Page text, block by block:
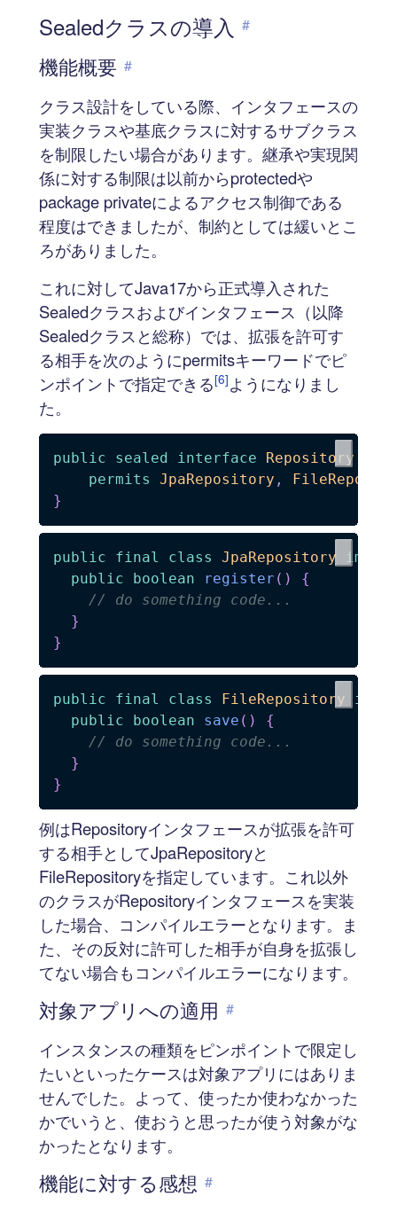
Sealedクラスの導入 #
機能概要 #
クラス設計をしている際、インタフェースの
実装クラスや基底クラスに対するサブクラス
を制限したい場合があります。継承や実現関
係に対する制限は以前からprotectedや
package privateによるアクセス制御である
程度はできましたが、制約としては緩いとこ
ろがありました。
これに対してJava17から正式導入された
Sealedクラスおよびインタフェース（以降
Sealedクラスと総称）では、拡張を許可す
る相手を次のようにpermitsキーワードでピ
ンポイントで指定できる[6]ようになりまし
た。
public sealed interface
Repository
permits
JpaRepository ,
}
public final class JpaRepository
public
boolean register ( )
{
// do something code...
}
}
public final class FileRepository
public
boolean save ( )
{
// do something code...
}
}
例はRepositoryインタフェースが拡張を許可
する相手としてJpaRepositoryと
FileRepositoryを指定しています。これ以外
のクラスがRepositoryインタフェースを実装
した場合、コンパイルエラーとなります。ま
た、その反対に許可した相手が自身を拡張し
てない場合もコンパイルエラーになります。
対象アプリへの適用 #
インスタンスの種類をピンポイントで限定し
たいといったケースは対象アプリにはありま
せんでした。よって、使ったか使わなかった
かでいうと、使おうと思ったが使う対象がな
かったとなります。
機能に対する感想 #